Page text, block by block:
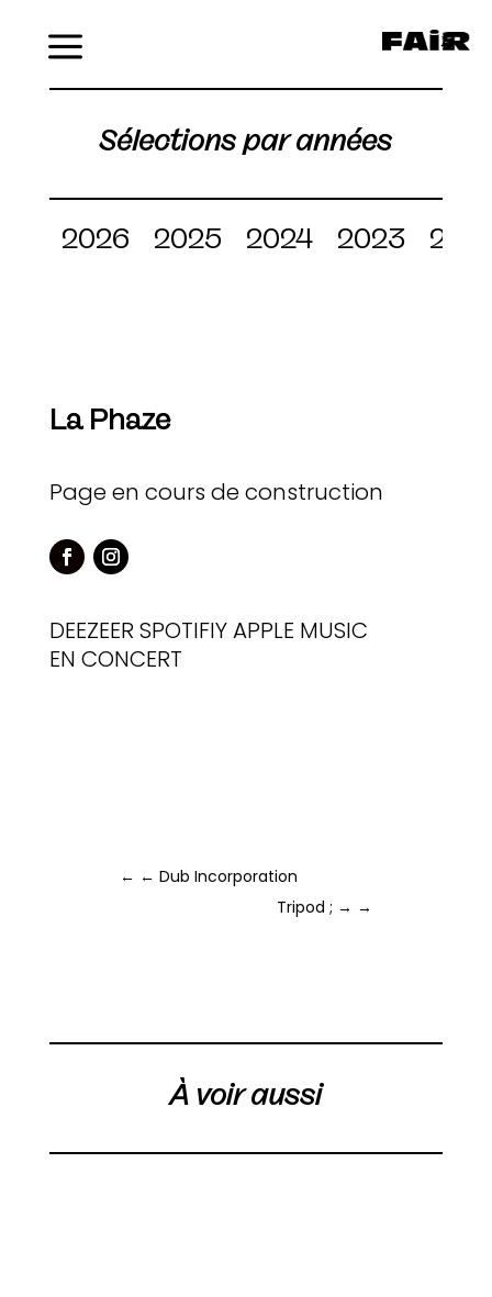
Sélections par années
2026 2025 2024 2023
La Phaze
Page en cours de construction
DEEZEER SPOTIFIYAPPLE MUSIC
EN CONCERT
← ← Dub Incorporation
Tripod ; → →
À voir aussi